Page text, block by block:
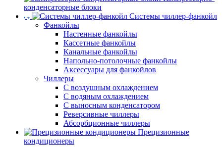
конденсаторные блоки
Системы чиллер-фанкойл
Фанкойлы
Настенные фанкойлы
Кассетные фанкойлы
Канальные фанкойлы
Напольно-потолочные фанкойлы
Аксессуары для фанкойлов
Чиллеры
С воздушным охлаждением
С водяным охлаждением
С выносным конденсатором
Реверсивные чиллеры
Абсорбционные чиллеры
Прецизионные
кондиционеры